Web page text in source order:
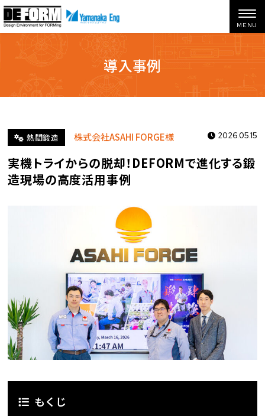
導入事例
熱間鍛造 株式会社ASAHI FORGE様 2026.05.15
実機トライからの脱却！DEFORMで進化する鍛
造現場の高度活用事例
もくじ